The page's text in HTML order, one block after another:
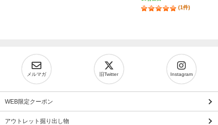
(1件)
メルマガ 旧Twitter Instagram
WEB限定クーポン
アウトレット掘り出し物